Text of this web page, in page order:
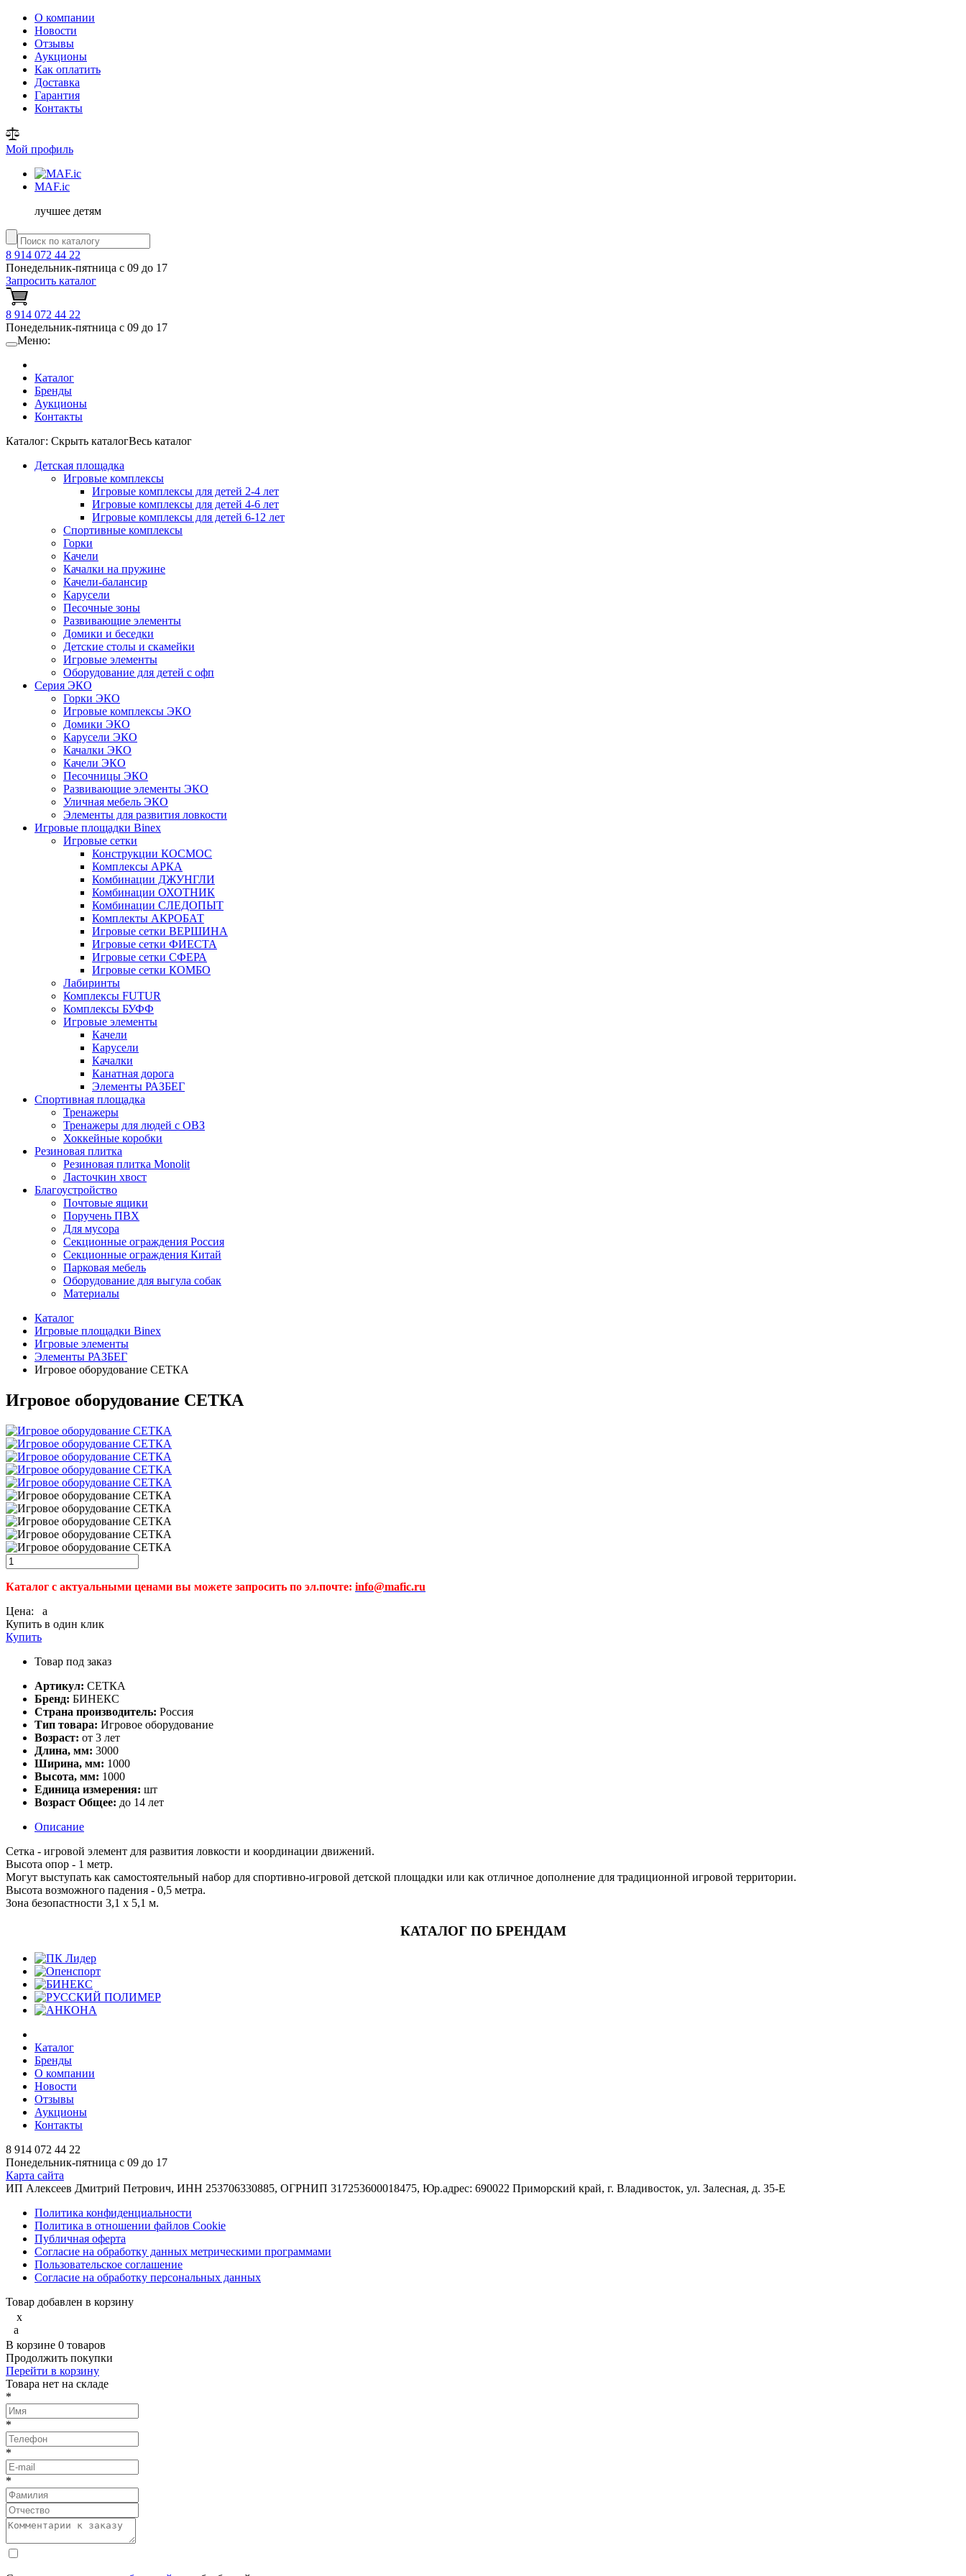
О компании
Новости
Отзывы
Аукционы
Как оплатить
Доставка
Гарантия
Контакты
Мой профиль
MAF.ic
лучшее детям
8 914 072 44 22
Понедельник-пятница с 09 до 17
Запросить каталог
8 914 072 44 22
Понедельник-пятница с 09 до 17
Меню:
Каталог
Бренды
Аукционы
Контакты
Каталог: Cкрыть каталогВесь каталог
Детская площадка
Игровые комплексы
Игровые комплексы для детей 2-4 лет
Игровые комплексы для детей 4-6 лет
Игровые комплексы для детей 6-12 лет
Спортивные комплексы
Горки
Качели
Качалки на пружине
Качели-балансир
Карусели
Песочные зоны
Развивающие элементы
Домики и беседки
Детские столы и скамейки
Игровые элементы
Оборудование для детей с офп
Серия ЭКО
Горки ЭКО
Игровые комплексы ЭКО
Домики ЭКО
Карусели ЭКО
Качалки ЭКО
Качели ЭКО
Песочницы ЭКО
Развивающие элементы ЭКО
Уличная мебель ЭКО
Элементы для развития ловкости
Игровые площадки Binex
Игровые сетки
Конструкции КОСМОС
Комплексы АРКА
Комбинации ДЖУНГЛИ
Комбинации ОХОТНИК
Комбинации СЛЕДОПЫТ
Комплекты АКРОБАТ
Игровые сетки ВЕРШИНА
Игровые сетки ФИЕСТА
Игровые сетки СФЕРА
Игровые сетки КОМБО
Лабиринты
Комплексы FUTUR
Комплексы БУФФ
Игровые элементы
Качели
Карусели
Качалки
Канатная дорога
Элементы РАЗБЕГ
Спортивная площадка
Тренажеры
Тренажеры для людей с ОВЗ
Хоккейные коробки
Резиновая плитка
Резиновая плитка Monolit
Ласточкин хвост
Благоустройство
Почтовые ящики
Поручень ПВХ
Для мусора
Секционные ограждения Россия
Секционные ограждения Китай
Парковая мебель
Оборудование для выгула собак
Материалы
Каталог
Игровые площадки Binex
Игровые элементы
Элементы РАЗБЕГ
Игровое оборудование СЕТКА
Игровое оборудование СЕТКА
Каталог с актуальными ценами вы можете запросить по эл.почте: info@mafic.ru
Цена:
a
Купить в один клик
Купить
Товар под заказ
Артикул: СЕТКА
Бренд: БИНЕКС
Страна производитель: Россия
Тип товара: Игровое оборудование
Возраст: от 3 лет
Длина, мм: 3000
Ширина, мм: 1000
Высота, мм: 1000
Единица измерения: шт
Возраст Общее: до 14 лет
Описание
Сетка - игровой элемент для развития ловкости и координации движений.
Высота опор - 1 метр.
Могут выступать как самостоятельный набор для спортивно-игровой детской площадки или как отличное дополнение для традиционной игровой территории.
Высота возможного падения - 0,5 метра.
Зона безопастности 3,1 х 5,1 м.
КАТАЛОГ ПО БРЕНДАМ
Каталог
Бренды
О компании
Новости
Отзывы
Аукционы
Контакты
8 914 072 44 22
Понедельник-пятница с 09 до 17
Карта сайта
ИП Алексеев Дмитрий Петрович, ИНН 253706330885, ОГРНИП 317253600018475, Юр.адрес: 690022 Приморский край, г. Владивосток, ул. Залесная, д. 35-Е
Политика конфиденциальности
Политика в отношении файлов Cookie
Публичная оферта
Согласие на обработку данных метрическими программами
Пользовательское соглашение
Согласие на обработку персональных данных
Товар добавлен в корзину
x
a
В корзине 0 товаров
Продолжить покупки
Перейти в корзину
Товарa нет на складе
*
*
*
*